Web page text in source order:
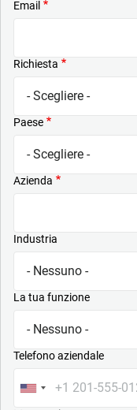
Email
Richiesta
Paese
Azienda
Industria
La tua funzione
Telefono aziendale